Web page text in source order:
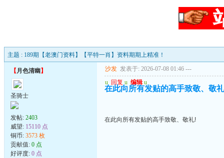
主题 : 189期【老澳门资料】【平特一肖】资料期期上精准！
【月色清幽 】
圣骑士
发帖: 2403
威望: 15110 点
铜币: 3573 枚
贡献值: 0 点
好评度: 0 点
沙发 发表于: 2026-07-08 01:46 ---
u 回复 u 编辑 u
在此向所有发贴的高手致敬、敬
在此向所有发贴的高手致敬、敬礼!